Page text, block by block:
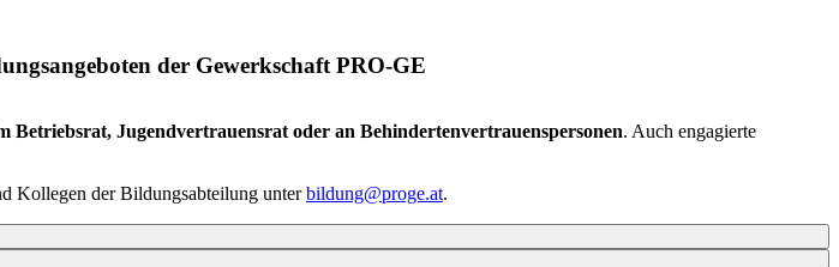
der Gewerkschaft PRO-GE
Betriebsrat, Jugendvertrauensrat oder an Behindertenvertrauenspersonen. Auch engagierte
Kollegen der Bildungsabteilung unterbildung@proge.at.